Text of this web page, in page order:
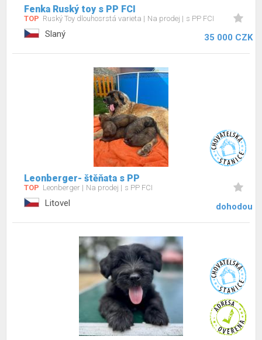
Fenka Ruský toy s PP FCI
TOP Ruský Toy dlouhosrstá varieta Na prodej s PP FCI
Slaný 35 000 CZK
Leonberger- štěňata s PP
TOP Leonberger Na prodej s PP FCI
Litovel dohodou